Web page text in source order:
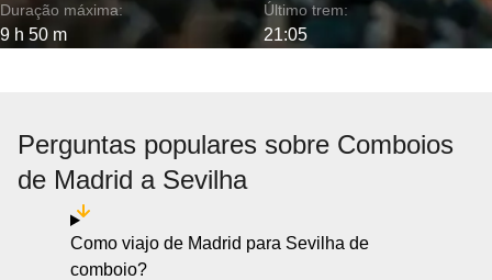
Duração máxima:
9 h 50 m
Último trem:
21:05
Perguntas populares sobre Comboios
de Madrid a Sevilha
Como viajo de Madrid para Sevilha de
comboio?